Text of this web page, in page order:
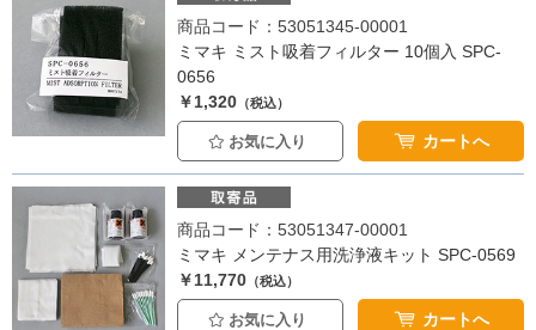
商品コード：53051345-00001
ミマキ ミスト吸着フィルター 10個入 SPC-
0656
￥1,320 （税込）
お気に入り カートへ
商品コード：53051347-00001
ミマキ メンテナス用洗浄液キット SPC-0569
￥11,770 （税込）
お気に入り カートへ